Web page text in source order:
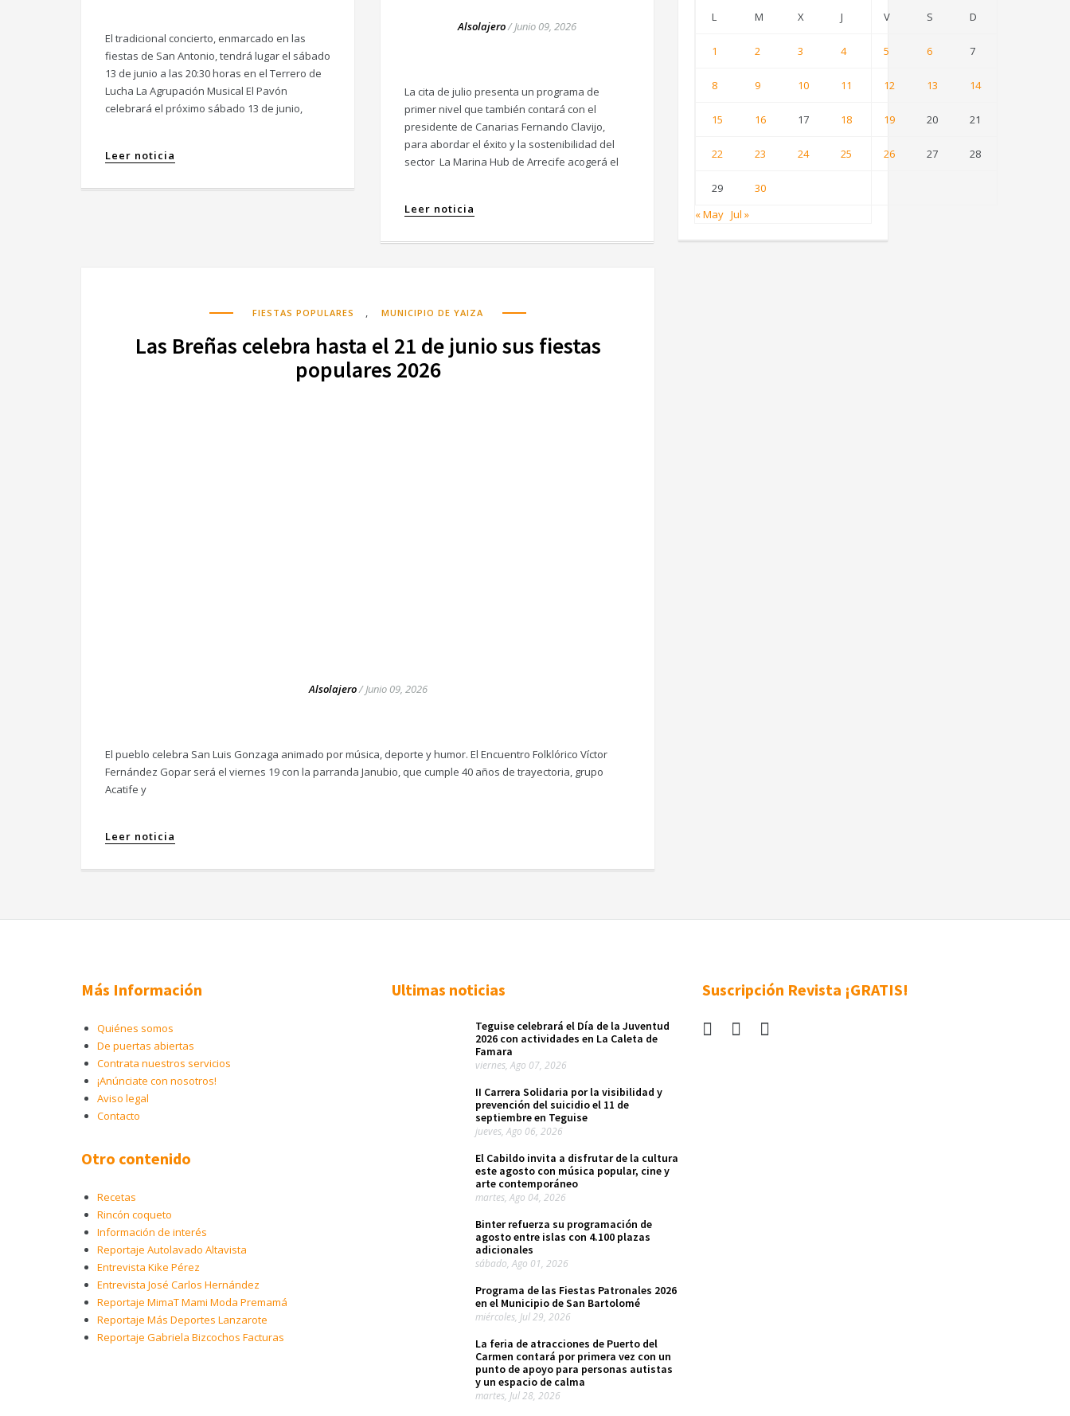
El tradicional concierto, enmarcado en las
fiestas de San Antonio, tendrá lugar el sábado
13 de junio a las 20:30 horas en el Terrero de
Lucha La Agrupación Musical El Pavón
celebrará el próximo sábado 13 de junio,
Leer noticia
Alsolajero/Junio 09, 2026
La cita de julio presenta un programa de
primer nivel que también contará con el
presidente de Canarias Fernando Clavijo,
para abordar el éxito y la sostenibilidad del
sector La Marina Hub de Arrecife acogerá el
Leer noticia
FIESTAS POPULARES , MUNICIPIO DE YAIZA
Las Breñas celebra hasta el 21 de junio sus fiestas
populares 2026
Alsolajero/Junio 09, 2026
El pueblo celebra San Luis Gonzaga animado por música, deporte y humor. El Encuentro Folklórico Víctor
Fernández Gopar será el viernes 19 con la parranda Janubio, que cumple 40 años de trayectoria, grupo
Acatife y
Leer noticia
L M X J V S D
1 2 3 4 5 6 7
8 9 10 11 12 13 14
15 16 17 18 19 20 21
22 23 24 25 26 27 28
29
30
« May Jul »
Más Información
Quiénes somos
De puertas abiertas
Contrata nuestros servicios
¡Anúnciate con nosotros!
Aviso legal
Contacto
Otro contenido
Recetas
Rincón coqueto
Información de interés
Reportaje Autolavado Altavista
Entrevista Kike Pérez
Entrevista José Carlos Hernández
Reportaje MimaT Mami Moda Premamá
Reportaje Más Deportes Lanzarote
Reportaje Gabriela Bizcochos Facturas
Ultimas noticias
Teguise celebrará el Día de la Juventud
2026 con actividades en La Caleta de
Famara
viernes, Ago 07, 2026
II Carrera Solidaria por la visibilidad y
prevención del suicidio el 11 de
septiembre en Teguise
jueves, Ago 06, 2026
El Cabildo invita a disfrutar de la cultura
este agosto con música popular, cine y
arte contemporáneo
martes, Ago 04, 2026
Binter refuerza su programación de
agosto entre islas con 4.100 plazas
adicionales
sábado, Ago 01, 2026
Programa de las Fiestas Patronales 2026
en el Municipio de San Bartolomé
miércoles, Jul 29, 2026
La feria de atracciones de Puerto del
Carmen contará por primera vez con un
punto de apoyo para personas autistas
y un espacio de calma
martes, Jul 28, 2026
Suscripción Revista ¡GRATIS!